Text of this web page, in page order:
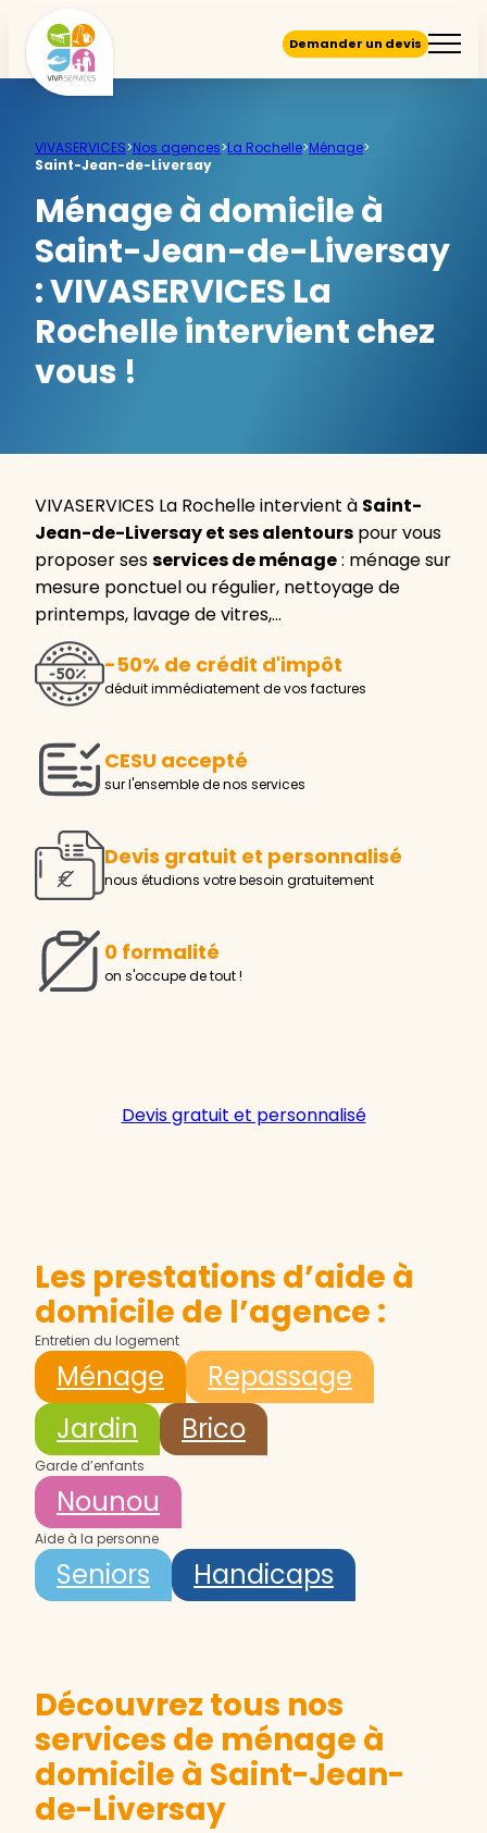
Demander un devis
VIVASERVICES>Nos agences>La Rochelle>Ménage>
Saint-Jean-de-Liversay
Ménage à domicile à
Saint-Jean-de-Liversay
:VIVASERVICES La
Rochelle intervient chez
vous !
VIVASERVICES La Rochelle intervient à Saint-
Jean-de-Liversay et ses alentours pour vous
proposer sesservices de ménage: ménage sur
mesure ponctuel ou régulier, nettoyage de
printemps, lavage de vitres,…
-50% de crédit d'impôt
déduit immédiatement de vos factures
CESU accepté
sur l'ensemble de nos services
Devis gratuit et personnalisé
nous étudions votre besoin gratuitement
0 formalité
on s'occupe de tout !
Devis gratuit et personnalisé
Les prestations d’aide à
domicile de l’agence :
Entretien du logement
Ménage
Repassage
Jardin
Brico
Garde d’enfants
Nounou
Aide à la personne
Seniors Handicaps
Découvrez tous nos
services de ménage à
domicile à Saint-Jean-
de-Liversay